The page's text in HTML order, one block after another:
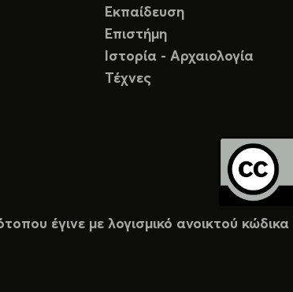
Εκπαίδευση
Επιστήμη
Ιστορία - Αρχαιολογία
Τέχνες
έγινε με λογισμικό ανοικτού